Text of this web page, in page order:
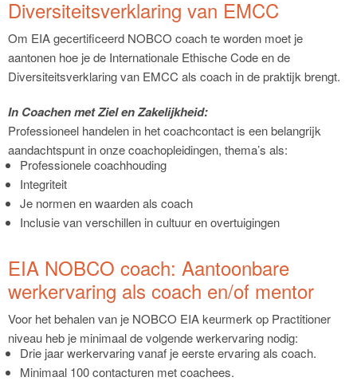
Diversiteitsverklaring van EMCC
Om EIA gecertificeerd NOBCO coach te worden moet je
aantonen hoe je de Internationale Ethische Code en de
Diversiteitsverklaring van EMCC als coach in de praktijk brengt.
In Coachen met Ziel en Zakelijkheid:
Professioneel handelen in het coachcontact is een belangrijk
aandachtspunt in onze coachopleidingen, thema’s als:
Professionele coachhouding
Integriteit
Je normen en waarden als coach
Inclusie van verschillen in cultuur en overtuigingen
EIA NOBCO coach: Aantoonbare
werkervaring als coach en/of mentor
Voor het behalen van je NOBCO EIA keurmerk op Practitioner
niveau heb je minimaal de volgende werkervaring nodig:
Drie jaar werkervaring vanaf je eerste ervaring als coach.
Minimaal 100 contacturen met coachees.